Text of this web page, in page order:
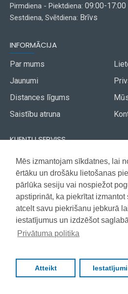
Mēs izmantojam sīkdatnes, lai
ērtāku un drošāku lietošanas
pārlūka sesiju vai nospiežot
apstiprināt, ka piekrītat izmantot
atcelt savu piekrišanu jebkurā
iestatījumus un izdzēšot
Privātuma politika
Atteikt Iestatījumi
Pirmdiena - Piektdiena: 09:00-17:00
Sestdiena, Svētdiena: Brīvs
INFORMĀCIJA
Par mums
Jaunumi
Distances līgums
Saistību atruna
KLIENTU SERVISS
Piegāde
Apmaksa
Garantija
Copyright © 2021, Super Selection,